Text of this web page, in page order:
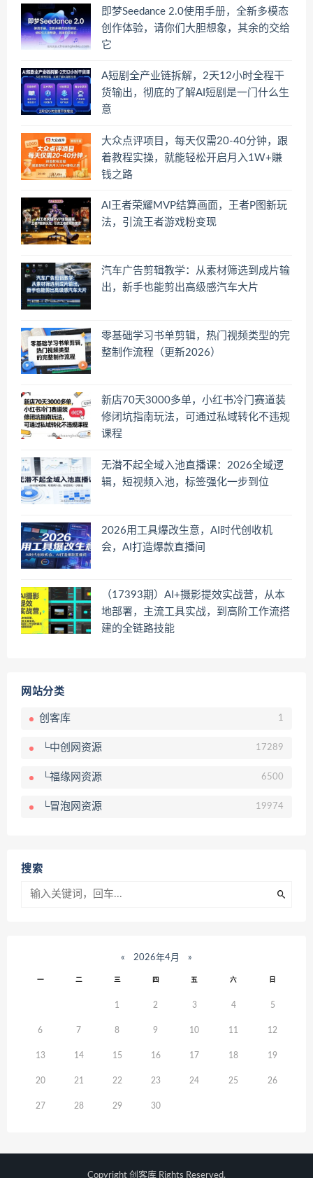
即梦Seedance 2.0使用手册，全新多模态
创作体验，请你们大胆想象，其余的交给
它
A短剧全产业链拆解，2天12小时全程干
货输出，彻底的了解AI短剧是一门什么生
意
大众点评项目，每天仅需20-40分钟，跟
着教程实操，就能轻松开启月入1W+賺
钱之路
AI王者荣耀MVP结算画面，王者P图新玩
法，引流王者游戏粉变现
汽车广告剪辑教学：从素材筛选到成片输
出，新手也能剪出高级感汽车大片
零基础学习书单剪辑，热门视频类型的完
整制作流程（更新2026）
新店70天3000多单，小红书冷门赛道装
修闭坑指南玩法，可通过私域转化不违规
课程
无潜不起全域入池直播课：2026全域逻
辑，短视频入池，标签强化一步到位
2026用工具爆改生意，AI时代创收机
会，AI打造爆款直播间
（17393期）AI+摄影提效实战营，从本
地部署，主流工具实战，到高阶工作流搭
建的全链路技能
网站分类
创客库 1
└中创网资源 17289
└福缘网资源 6500
└冒泡网资源 19974
搜索
« 2026年4月 »
一 二 三 四 五 六 日
1 2 3 4 5
6 7 8 9 10 11 12
13 14 15 16 17 18 19
20 21 22 23 24 25 26
27 28 29 30
Copyright 创客库 Rights Reserved.